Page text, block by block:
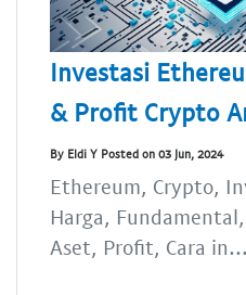
Investasi
& Profit Crypto
By Eldi Y Posted on 03 Jun, 2024
Ethereum, Crypto,
Harga,
Aset, Profit, Cara in...